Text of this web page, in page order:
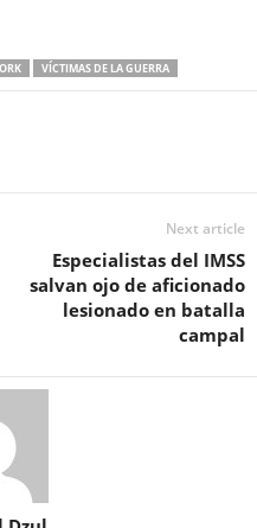
VÍCTIMAS DE LA GUERRA
Next article
Especialistas del IMSS
salvan ojo de aficionado
lesionado en batalla
campal